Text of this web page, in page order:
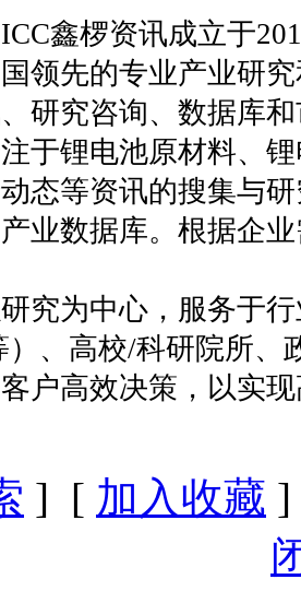
ICC鑫椤资讯成立于
领先的专业产业研
研究咨询、数据库
于锂电池原材料、
态等资讯的搜集与
业数据库。根据企
究为中心，服务于
）、高校/科研院所、
户高效决策，以实
] [ 加入收藏